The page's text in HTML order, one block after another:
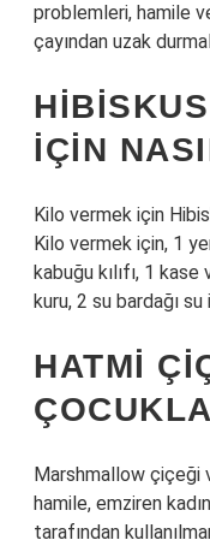
problemleri, hamile
çayından uzak
IÇIN
Kilo vermek için
Kilo vermek için, 1
kabuğu kılıfı, 1 kase
kuru, 2 su bardağı
HATMI
Marshmallow çiçeği
hamile, emziren
tarafından